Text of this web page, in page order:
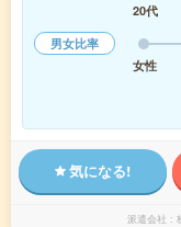
20代
男女比率
女性
気になる!
派遣会社